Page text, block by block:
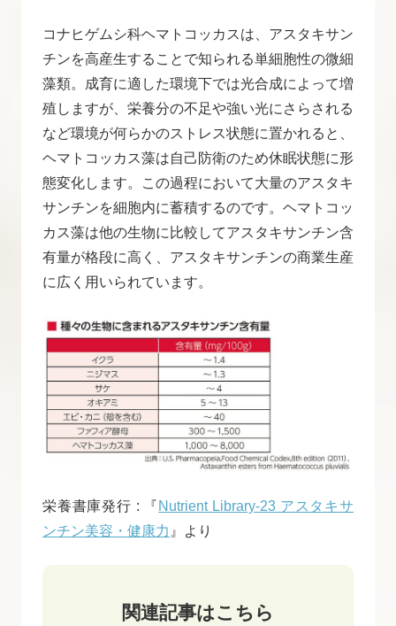
コナヒゲムシ科ヘマトコッカスは、アスタキサン
チンを高産生することで知られる単細胞性の微細
藻類。成育に適した環境下では光合成によって増
殖しますが、栄養分の不足や強い光にさらされる
など環境が何らかのストレス状態に置かれると、
ヘマトコッカス藻は自己防衛のため休眠状態に形
態変化します。この過程において大量のアスタキ
サンチンを細胞内に蓄積するのです。ヘマトコッ
カス藻は他の生物に比較してアスタキサンチン含
有量が格段に高く、アスタキサンチンの商業生産
に広く用いられています。
栄養書庫発行 : 『 Nutrient Library-23 アスタキサ
ンチン美容・健康力 』より
関連記事はこちら